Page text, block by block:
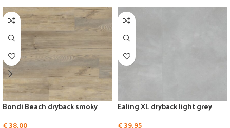
Bondi Beach dryback smoky Ealing XL dryback light grey